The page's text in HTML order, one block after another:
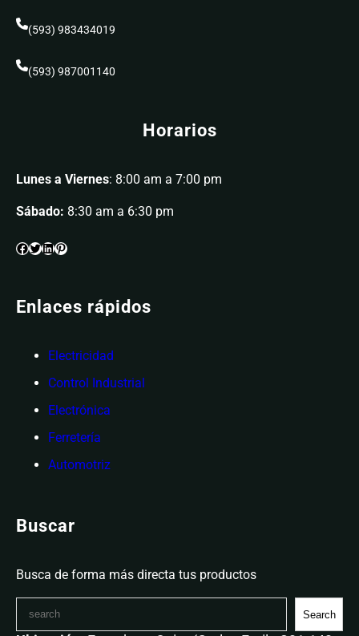
(593) 983434019
(593) 987001140
Horarios
Lunes a Viernes: 8:00 am a 7:00 pm
Sábado: 8:30 am a 6:30 pm
Enlaces rápidos
Electricidad
Control Industrial
Electrónica
Ferretería
Automotriz
Buscar
Busca de forma más directa tus productos
Search